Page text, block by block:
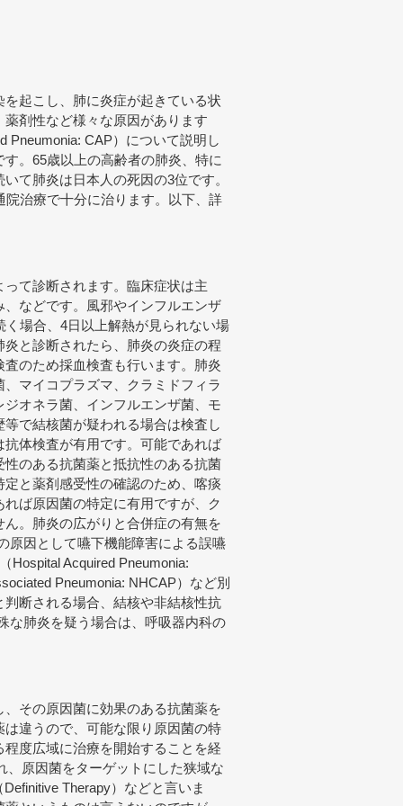
起こし、肺に炎症が起きている状
剤性など様々な原因があります
Pneumonia: CAP）について説明し
。65歳以上の高齢者の肺炎、特に
て肺炎は日本人の死因の3位です。
治療で十分に治ります。以下、詳
て診断されます。臨床症状は主
などです。風邪やインフルエンザ
場合、4日以上解熱が見られない場
と診断されたら、肺炎の炎症の程
のため採血検査も行います。肺炎
マイコプラズマ、クラミドフィラ
オネラ菌、インフルエンザ菌、モ
で結核菌が疑われる場合は検査し
体検査が有用です。可能であれば
のある抗菌薬と抵抗性のある抗菌
と薬剤感受性の確認のため、喀痰
ば原因菌の特定に有用ですが、ク
。肺炎の広がりと合併症の有無を
原因として嚥下機能障害による誤嚥
Hospital Acquired Pneumonia:
Pneumonia: NHCAP）など別
断される場合、結核や非結核性抗
な肺炎を疑う場合は、呼吸器内科の
その原因菌に効果のある抗菌薬を
違うので、可能な限り原因菌の特
度広域に治療を開始することを経
、原因菌をターゲットにした狭域な
Therapy）などと言いま